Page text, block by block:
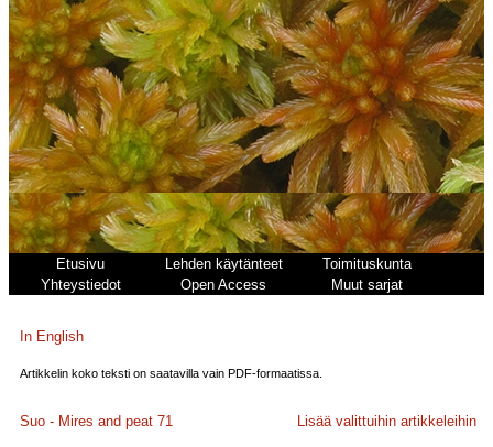
Etusivu Lehden käytänteet
Toimituskunta
Yhteystiedot
Open Access Muut sarjat
In English
Artikkelin koko teksti on saatavilla vain PDF-formaatissa.
Suo - Mires and peat 71 Lisää valittuihin artikkeleihin